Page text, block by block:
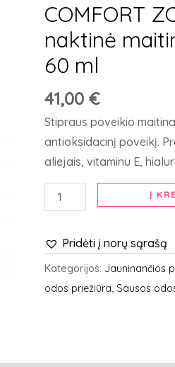
COMFORT
naktinė
60 ml
41,00€
Stipraus poveikio
antioksidacinį poveikį.
aliejais, vitaminu E,
COMFORT
ZONE
RENIGHT
naktinė
maitinamoji
veido
kaukė,
60
Į
Pridėti į norų sąrašą
Kategorijos: Jauninančios
odos priežiūra, Sausos